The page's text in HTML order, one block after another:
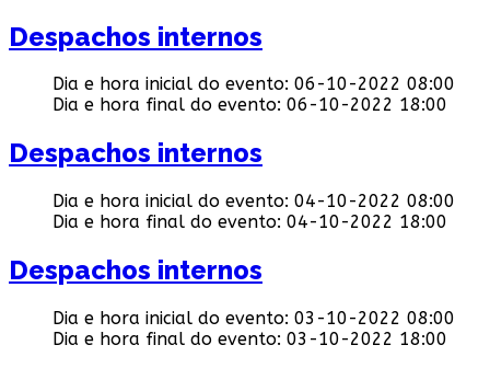
Despachos internos
Dia e hora inicial do evento: 06-10-2022 08:00
Dia e hora final do evento: 06-10-2022 18:00
Despachos internos
Dia e hora inicial do evento: 04-10-2022 08:00
Dia e hora final do evento: 04-10-2022 18:00
Despachos internos
Dia e hora inicial do evento: 03-10-2022 08:00
Dia e hora final do evento: 03-10-2022 18:00